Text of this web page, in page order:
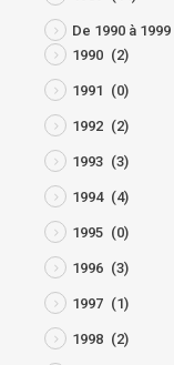
De 1990 à 1999
1990 (2)
1991 (0)
1992 (2)
1993 (3)
1994 (4)
1995 (0)
1996 (3)
1997 (1)
1998 (2)